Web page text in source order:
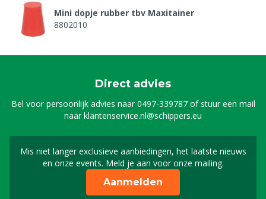
Mini dopje rubber tbv Maxitainer
8802010
Direct advies
Bel voor persoonlijk advies naar0497-339787of stuur een mail
naarklantenservice.nl@schippers.eu
Mis niet langer exclusieve aanbiedingen, het laatste nieuws
en onze events. Meld je aan voor onze mailing.
Schrijf je in voor onze
Aanmelden